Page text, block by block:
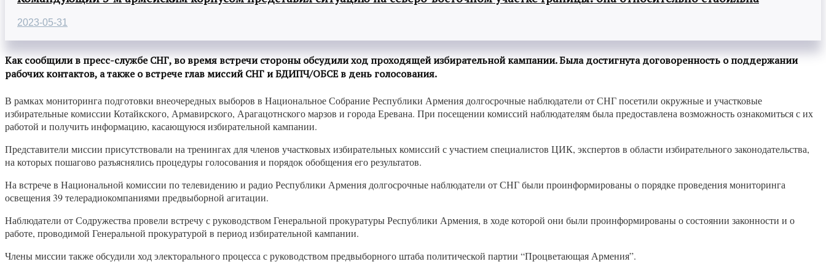
2023-05-31
Как сообщили в пресс-службе СНГ, во время встречи стороны обсудили ход проходящей избирательной кампании. Была достигнута договоренность о поддержании
рабочих контактов, а также о встрече глав миссий СНГ и БДИПЧ/ОБСЕ в день голосования.
В рамках мониторинга подготовки внеочередных выборов в Национальное Собрание Республики Армения долгосрочные наблюдатели от СНГ посетили окружные и участковые
избирательные комиссии Котайкского, Армавирского, Арагацотнского марзов и города Еревана. При посещении комиссий наблюдателям была предоставлена возможность ознакомиться с их
работой и получить информацию, касающуюся избирательной кампании.
Представители миссии присутствовали на тренингах для членов участковых избирательных комиссий с участием специалистов ЦИК, экспертов в области избирательного законодательства,
на которых пошагово разъяснялись процедуры голосования и порядок обобщения его результатов.
На встрече в Национальной комиссии по телевидению и радио Республики Армения долгосрочные наблюдатели от СНГ были проинформированы о порядке проведения мониторинга
освещения 39 телерадиокомпаниями предвыборной агитации.
Наблюдатели от Содружества провели встречу с руководством Генеральной прокуратуры Республики Армения, в ходе которой они были проинформированы о состоянии законности и о
работе, проводимой Генеральной прокуратурой в период избирательной кампании.
Члены миссии также обсудили ход электорального процесса с руководством предвыборного штаба политической партии “Процветающая Армения”.